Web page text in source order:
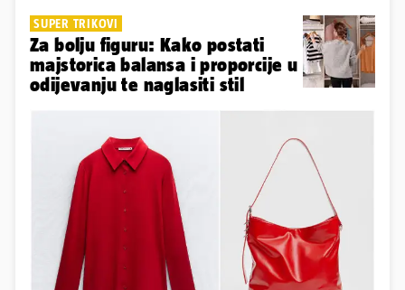
SUPER TRIKOVI
Za bolju figuru: Kako postati
majstorica balansa i proporcije u
odijevanju te naglasiti stil